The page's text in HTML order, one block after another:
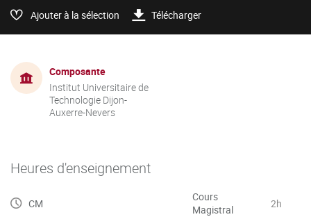
Ajouter à la sélection Télécharger
Composante
Institut Universitaire de
Technologie Dijon-
Auxerre-Nevers
Heures d'enseignement
CM
Cours
Magistral
2h